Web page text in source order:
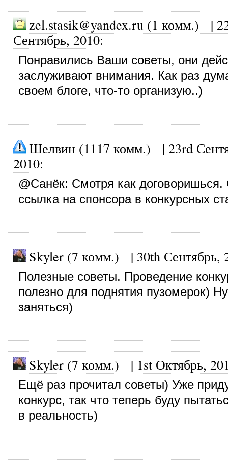
zel.stasik@yandex.ru (1 комм.) |
Сентябрь, 2010:
Понравились Ваши советы, они
заслуживают внимания. Как раз
своем блоге, что-то организую..)
Шелвин (1117 комм.) | 23rd
2010:
@Санёк: Смотря как
ссылка на спонсора в конкурсных
Skyler (7 комм.) | 30th Сентябрь,
Полезные советы. Проведение
полезно для поднятия пузомерок)
заняться)
Skyler (7 комм.) | 1st Октябрь,
Ещё раз прочитал советы) Уже
конкурс, так что теперь буду
в реальность)